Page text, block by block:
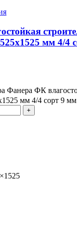
мм 4/4
Фанера ФК
мм 4/4 сорт 9 мм